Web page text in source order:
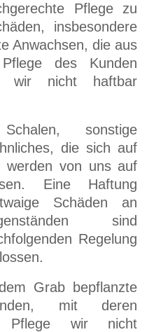
Pflege zu
insbesondere
Anwachsen, die aus
des Kunden
wir nicht haftbar
sonstige
die sich auf
werden von uns auf
Eine Haftung
Schäden an
sind
Regelung
Grab bepflanzte
mit deren
Pflege wir nicht